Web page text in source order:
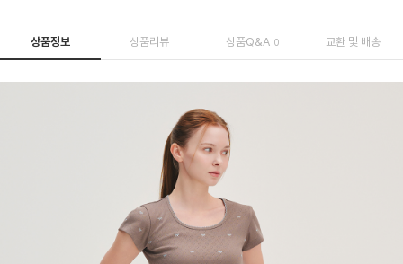
상품정보 상품리뷰 상품Q&A 0 교환 및 배송